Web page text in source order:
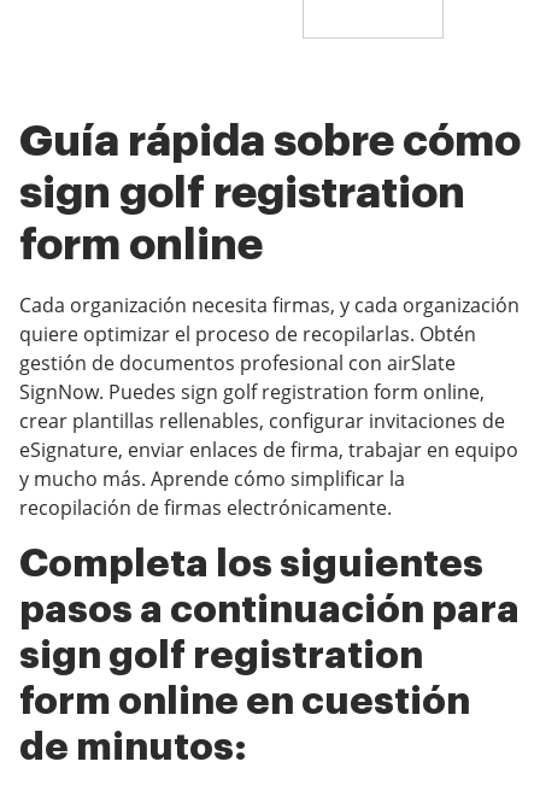
Guía rápida sobre cómo
sign golf registration
form online
Cada organización necesita firmas, y cada organización
quiere optimizar el proceso de recopilarlas. Obtén
gestión de documentos profesional con airSlate
SignNow. Puedes sign golf registration form online,
crear plantillas rellenables, configurar invitaciones de
eSignature, enviar enlaces de firma, trabajar en equipo
y mucho más. Aprende cómo simplificar la
recopilación de firmas electrónicamente.
Completa los siguientes
pasos a continuación para
sign golf registration
form online en cuestión
de minutos: